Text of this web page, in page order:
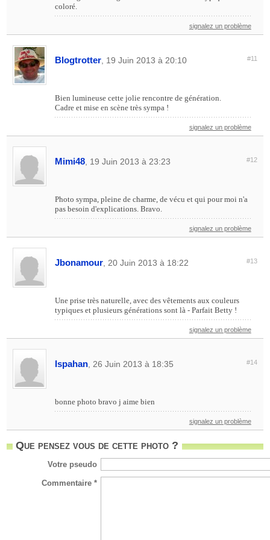
coloré.
signalez un problème
Blogtrotter , 19 Juin 2013 à 20:10 #11
Bien lumineuse cette jolie rencontre de génération.
Cadre et mise en scène très sympa !
signalez un problème
Mimi48 , 19 Juin 2013 à 23:23 #12
Photo sympa, pleine de charme, de vécu et qui pour moi n'a
pas besoin d'explications. Bravo.
signalez un problème
Jbonamour , 20 Juin 2013 à 18:22 #13
Une prise très naturelle, avec des vêtements aux couleurs
typiques et plusieurs générations sont là - Parfait Betty !
signalez un problème
Ispahan , 26 Juin 2013 à 18:35 #14
bonne photo bravo j aime bien
signalez un problème
Que pensez vous de cette photo ?
Votre pseudo
Commentaire *